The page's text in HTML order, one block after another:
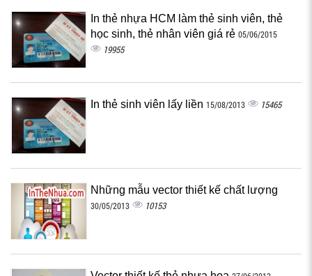
In thẻ nhựa HCM làm thẻ sinh viên, thẻ
học sinh, thẻ nhân viên giá rẻ 05/06/2015
19955
In thẻ sinh viên lấy liền 15/08/2013 15465
Những mẫu vector thiết kế chất lượng
30/05/2013 10153